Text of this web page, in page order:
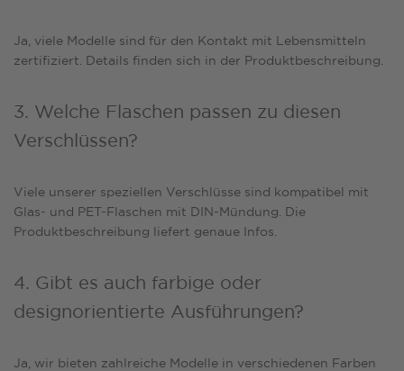
Ja, viele Modelle sind für den Kontakt mit Lebensmitteln
zertifiziert. Details finden sich in der Produktbeschreibung.
3. Welche Flaschen passen zu diesen
Verschlüssen?
Viele unserer speziellen Verschlüsse sind kompatibel mit
Glas- und PET-Flaschen mit DIN-Mündung. Die
Produktbeschreibung liefert genaue Infos.
4. Gibt es auch farbige oder
designorientierte Ausführungen?
Ja, wir bieten zahlreiche Modelle in verschiedenen Farben